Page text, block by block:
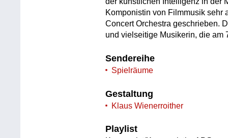
Komponistin von Filmmusik sehr
Concert Orchestra geschrieben.
und vielseitige Musikerin, die am
Sendereihe
Spielräume
Gestaltung
Klaus Wienerroither
Playlist